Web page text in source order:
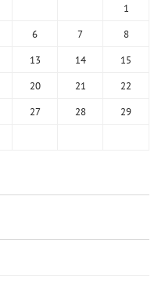
1
6 7 8
13 14 15
20 21 22
27 28 29